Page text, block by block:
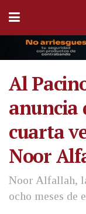
Al
anuncia
cuarta
Noor
Noor Alfallah,
ocho meses de